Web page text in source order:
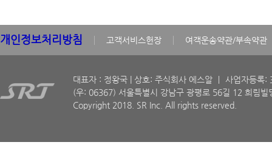
개인정보처리방침 고객서비스헌장 여객운송약관/부속약관
대표자 : 정왕국 | 상호: 주식회사 에스알 ㅣ 사업자등
(우: 06367) 서울특별시 강남구 광평로 56길 12 희림빌
Copyright 2018. SR Inc. All rights reserved.